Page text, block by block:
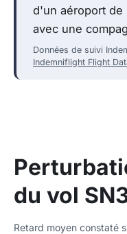
d'un aéroport de
avec une
Données de suivi
Indemniflight Flight
du vol
Retard moyen constaté